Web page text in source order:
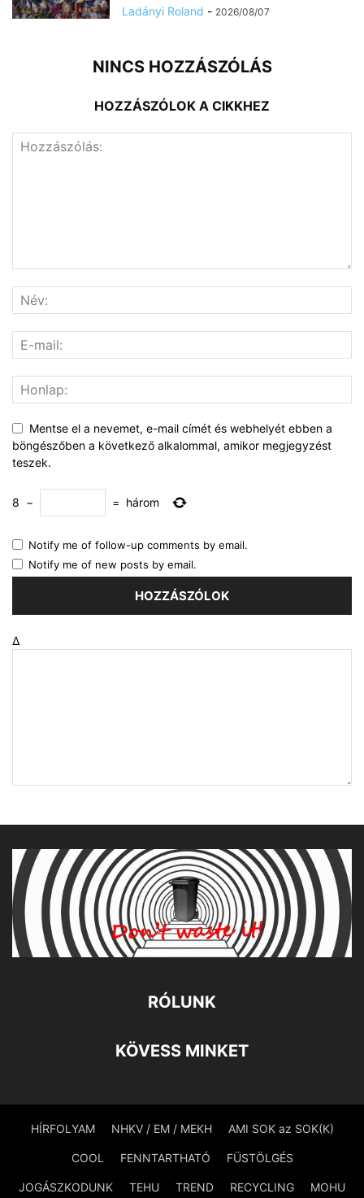
Ladányi Roland - 2026/08/07
NINCS HOZZÁSZÓLÁS
HOZZÁSZÓLOK A CIKKHEZ
Mentse el a nevemet, e-mail címét és webhelyét ebben a
böngészőben a következő alkalommal, amikor megjegyzést
teszek.
8 − = három
Notify me of follow-up comments by email.
Notify me of new posts by email.
Δ
RÓLUNK
KÖVESS MINKET
HÍRFOLYAM NHKV / EM / MEKH AMI SOK az SOK(K)
COOL FENNTARTHATÓ FÜSTÖLGÉS
JOGÁSZKODUNK TEHU TREND RECYCLING MOHU